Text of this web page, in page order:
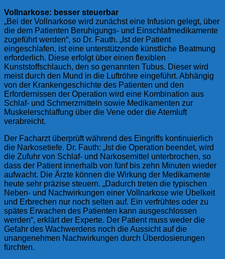
Vollnarkose: besser steuerbar
„Bei der Vollnarkose wird zunächst eine Infusion gelegt, über
die dem Patienten Beruhigungs- und Einschlafmedikamente
zugeführt werden“, so Dr. Fauth. „Ist der Patient
eingeschlafen, ist eine unterstützende künstliche Beatmung
erforderlich. Diese erfolgt über einen flexiblen
Kunststoffschlauch, den so genannten Tubus. Dieser wird
meist durch den Mund in die Luftröhre eingeführt. Abhängig
von der Krankengeschichte des Patienten und den
Erfordernissen der Operation wird eine Kombination aus
Schlaf- und Schmerzmitteln sowie Medikamenten zur
Muskelerschlaffung über die Vene oder die Atemluft
verabreicht.
Der Facharzt überprüft während des Eingriffs kontinuierlich
die Narkosetiefe. Dr. Fauth: „Ist die Operation beendet, wird
die Zufuhr von Schlaf- und Narkosemittel unterbrochen, so
dass der Patient innerhalb von fünf bis zehn Minuten wieder
aufwacht. Die Ärzte können die Wirkung der Medikamente
heute sehr präzise steuern. „Dadurch treten die typischen
Neben- und Nachwirkungen einer Vollnarkose wie Übelkeit
und Erbrechen nur noch selten auf. Ein verfrühtes oder zu
spätes Erwachen des Patienten kann ausgeschlossen
werden“, erklärt der Experte. Der Patient muss weder die
Gefahr des Wachwerdens noch die Aussicht auf die
unangenehmen Nachwirkungen durch Überdosierungen
fürchten.